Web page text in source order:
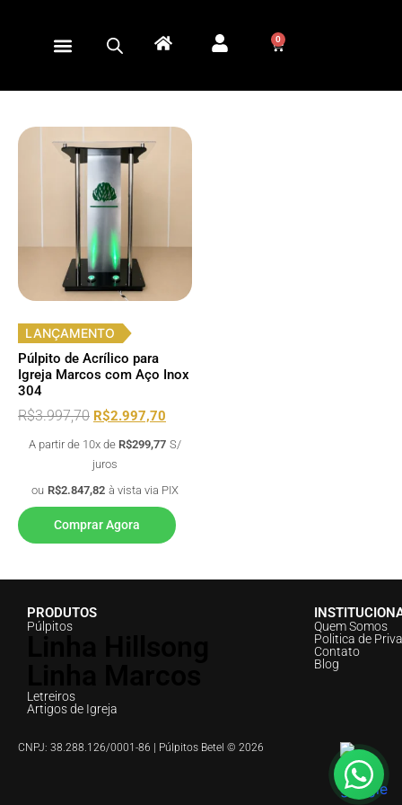
0
LANÇAMENTO
Púlpito de Acrílico para
Igreja Marcos com Aço Inox
304
R$3.997,70 R$2.997,70
A partir de 10x de R$299,77 S/
juros
ou R$2.847,82 à vista via PIX
Comprar Agora
PRODUTOS
Púlpitos
Letreiros
Artigos de Igreja
Quem Somos
Politica de
Contato
Blog
CNPJ: 38.288.126/0001-86 | Púlpitos Betel © 2026